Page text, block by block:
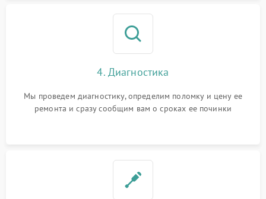
4. Диагностика
Мы проведем диагностику, определим поломку и цену ее
ремонта и сразу сообщим вам о сроках ее починки